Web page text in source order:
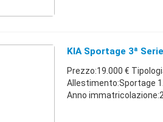
KIA Sportage 3ª
Prezzo:19.000 €
Allestimento:Sportage
Anno